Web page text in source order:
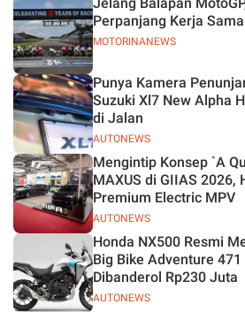
MOTORINANEWS
Perpanjang Kerja
AUTONEWS
Punya Kamera
Suzuki Xl7 New Alpha
di Jalan
AUTONEWS
Mengintip Konsep `A
MAXUS di GIIAS 2026,
Premium Electric MPV
AUTONEWS
Honda NX500 Resmi
Big Bike Adventure
Dibanderol Rp230 Juta